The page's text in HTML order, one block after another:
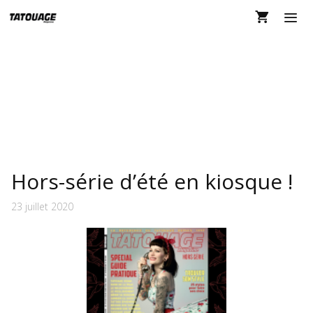
au
Hors-série d’été en kiosque !
23 juillet 2020